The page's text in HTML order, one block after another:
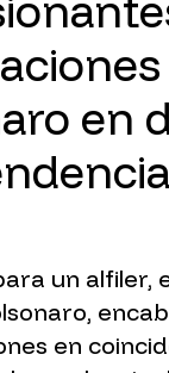
en
un alfiler,
en